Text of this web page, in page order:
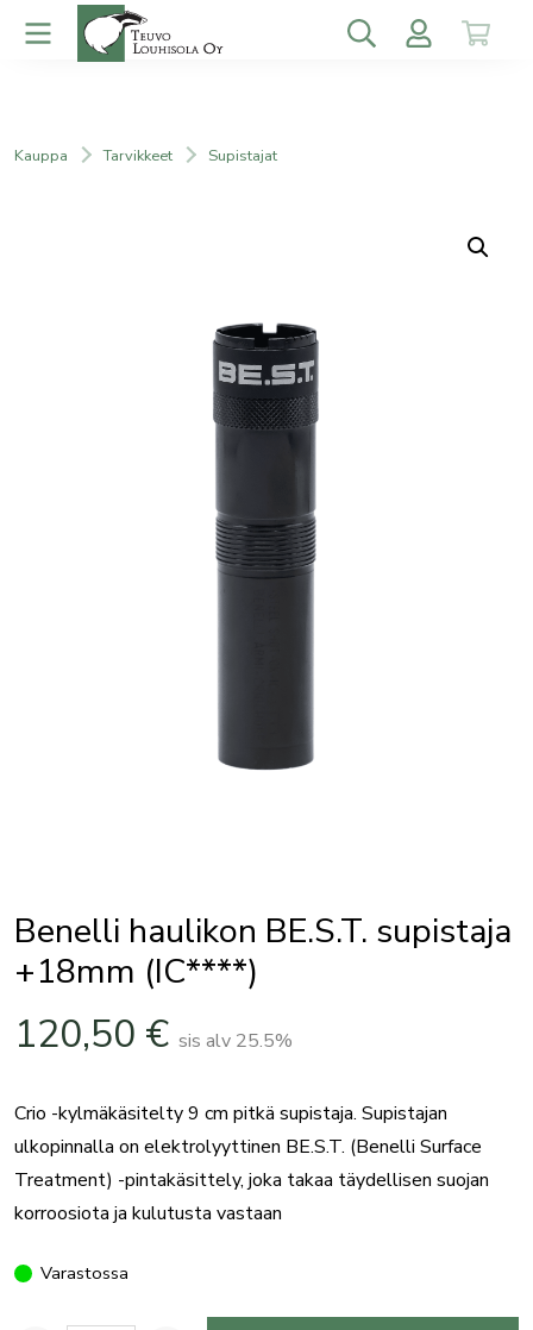
Kauppa Tarvikkeet Supistajat
Benelli haulikon BE.S.T. supistaja
+18mm (IC****)
120,50 € sis alv 25.5%
Crio -kylmäkäsitelty 9 cm pitkä supistaja. Supistajan
ulkopinnalla on elektrolyyttinen BE.S.T. (Benelli Surface
Treatment) -pintakäsittely, joka takaa täydellisen suojan
korroosiota ja kulutusta vastaan
Varastossa